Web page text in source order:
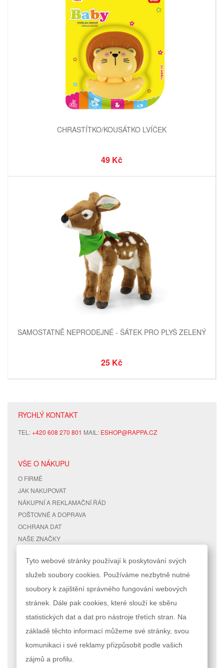
CHRASTÍTKO/KOUSÁTKO LVÍČEK
49 Kč
SAMOSTATNĚ NEPRODEJNÉ - ŠÁTEK PRO PLYŠ ZELENÝ
25 Kč
RYCHLÝ KONTAKT
TEL:+420 608 270 801 MAIL: ESHOP@RAPPA.CZ
VŠE O NÁKUPU
O FIRMĚ
JAK NAKUPOVAT
NÁKUPNÍ A REKLAMAČNÍ ŘÁD
POŠTOVNÉ A DOPRAVA
OCHRANA DAT
NAŠE ZNAČKY
RYCHLÉ ODKAZY
MAPA STRÁNEK
VYHLEDÁVANÉ TERMÍNY
POKROČILÉ VYHLEDÁVÁNÍ
ÚČET
MŮJ ÚČET
STAV OBJEDNÁVKY
Podle zákona o evidenci tržeb je prodávající povinen vystavit kupujícímu
účtenku. Zároveň je povinen zaevidovat přijatou tržbu u správce daně
Tyto webové stránky používají k poskytování svých
služeb soubory cookies. Používáme nezbytně nutné
soubory k zajištění správného fungování webových
stránek. Dále pak cookies, které slouží ke sběru
statistických dat a dat pro nástroje třetích stran. Na
základě těchto informací můžeme své stránky, svou
komunikaci i své reklamy přizpůsobit podle vašich
zájmů a profilu.